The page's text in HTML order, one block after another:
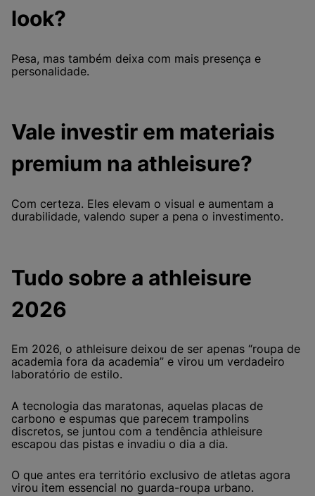
look?
Pesa, mas também deixa com mais presença e
personalidade.
Vale investir em materiais
premium na athleisure?
Com certeza. Eles elevam o visual e aumentam a
durabilidade, valendo super a pena o investimento.
Tudo sobre a athleisure
2026
Em 2026, o athleisure deixou de ser apenas “roupa de
academia fora da academia” e virou um verdadeiro
laboratório de estilo.
A tecnologia das maratonas, aquelas placas de
carbono e espumas que parecem trampolins
discretos, se juntou com a tendência athleisure
escapou das pistas e invadiu o dia a dia.
O que antes era território exclusivo de atletas agora
virou item essencial no guarda-roupa urbano.